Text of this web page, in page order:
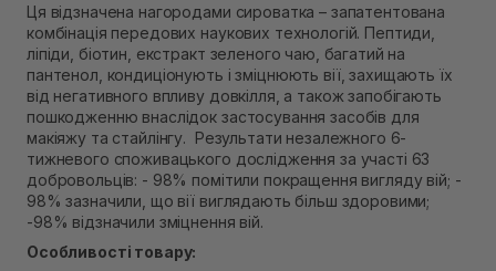
Самовивіз м. Рівне, вул. 16-го Липня, 15
В наявності
Самовивіз м. Рівне, вул. Кулика і Гудачека 23 (ТЦ
Екватор)
В наявності
Ця відзначена нагородами сироватка – запатентована
комбінація передових наукових технологій. Пептиди,
ліпіди, біотин, екстракт зеленого чаю, багатий на
пантенол, кондиціонують і зміцнюють вії, захищають їх
від негативного впливу довкілля, а також запобігають
пошкодженню внаслідок застосування засобів для
макіяжу та стайлінгу. Результати незалежного 6-
тижневого споживацького дослідження за участі 63
добровольців: - 98% помітили покращення вигляду вій; -
98% зазначили, що вії виглядають більш здоровими;
-98% відзначили зміцнення вій.
Особливості товару: